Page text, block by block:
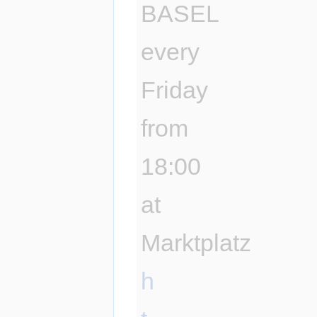
BASEL
every
Friday
from
18:00
at
Marktplatz
h